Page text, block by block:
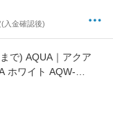
(入金確認後)
で) AQUA｜アクア
ホワイト AQW-
開き /簡易乾燥(送風